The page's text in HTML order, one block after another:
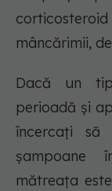
mâncărimii,
Dacă un
perioadă și
încercați
șampoane
mătreața